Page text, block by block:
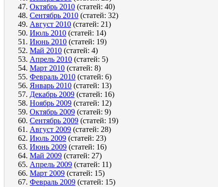
Октябрь 2010 (статей: 40)
Сентябрь 2010 (статей: 32)
Август 2010 (статей: 21)
Июль 2010 (статей: 14)
Июнь 2010 (статей: 19)
Май 2010 (статей: 4)
Апрель 2010 (статей: 5)
Март 2010 (статей: 8)
Февраль 2010 (статей: 6)
Январь 2010 (статей: 13)
Декабрь 2009 (статей: 16)
Ноябрь 2009 (статей: 12)
Октябрь 2009 (статей: 9)
Сентябрь 2009 (статей: 19)
Август 2009 (статей: 28)
Июль 2009 (статей: 23)
Июнь 2009 (статей: 16)
Май 2009 (статей: 27)
Апрель 2009 (статей: 11)
Март 2009 (статей: 15)
Февраль 2009 (статей: 15)